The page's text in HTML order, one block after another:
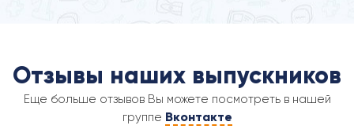
Отзывы наших выпускников
Еще больше отзывов Вы можете посмотреть в нашей
группе Вконтакте